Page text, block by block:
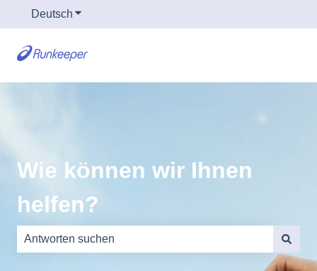
Deutsch Untermenü für Übersetzungen anzeigen
Wie können wir Ihnen
helfen?
Es gibt keine Vorschläge, da das Suchfeld leer ist.